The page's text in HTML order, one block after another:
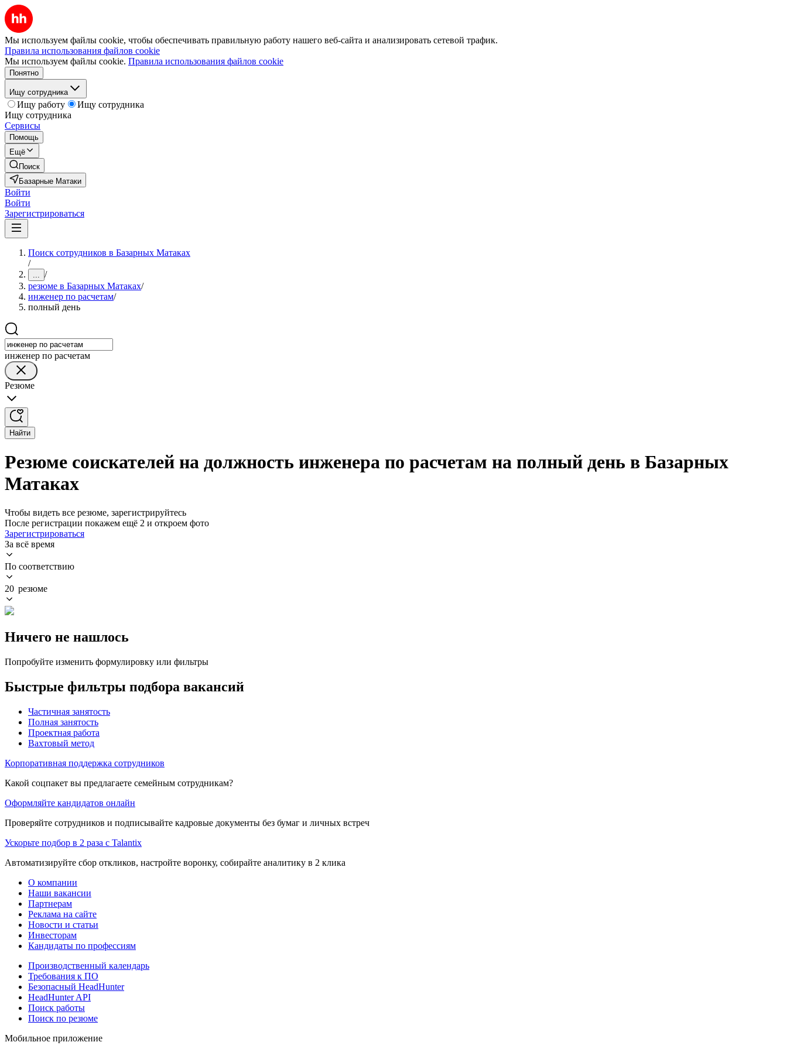
Мы используем файлы cookie, чтобы обеспечивать правильную работу нашего веб-сайта и анализировать сетевой трафик.
Правила использования файлов cookie
Мы используем файлы cookie. Правила использования файлов cookie
Понятно
Ищу сотрудника
Ищу работу
Ищу сотрудника
Ищу сотрудника
Сервисы
Помощь
Ещё
Поиск
Базарные Матаки
Войти
Войти
Зарегистрироваться
Поиск сотрудников в Базарных Матаках
/
... /
резюме в Базарных Матаках/
инженер по расчетам/
полный день
инженер по расчетам
Резюме
Найти
Резюме соискателей на должность инженера по расчетам на полный день в Базарных
Матаках
Чтобы видеть все резюме, зарегистрируйтесь
После регистрации покажем ещё 2 и откроем фото
Зарегистрироваться
За всё время
По соответствию
20 резюме
Ничего не нашлось
Попробуйте изменить формулировку или фильтры
Быстрые фильтры подбора вакансий
Частичная занятость
Полная занятость
Проектная работа
Вахтовый метод
Корпоративная поддержка сотрудников
Какой соцпакет вы предлагаете семейным сотрудникам?
Оформляйте кандидатов онлайн
Проверяйте сотрудников и подписывайте кадровые документы без бумаг и личных встреч
Ускорьте подбор в 2 раза с Talantix
Автоматизируйте сбор откликов, настройте воронку, собирайте аналитику в 2 клика
О компании
Наши вакансии
Партнерам
Реклама на сайте
Новости и статьи
Инвесторам
Кандидаты по профессиям
Производственный календарь
Требования к ПО
Безопасный HeadHunter
HeadHunter API
Поиск работы
Поиск по резюме
Мобильное приложение